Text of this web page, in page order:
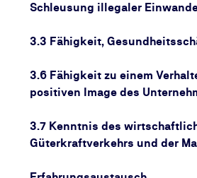
Schleusung illegaler
3.3 Fähigkeit,
3.6 Fähigkeit zu einem
positiven Image des
3.7 Kenntnis des
Güterkraftverkehrs und der